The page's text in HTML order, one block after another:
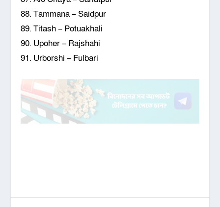
88. Tammana – Saidpur
89. Titash – Potuakhali
90. Upoher – Rajshahi
91. Urborshi – Fulbari